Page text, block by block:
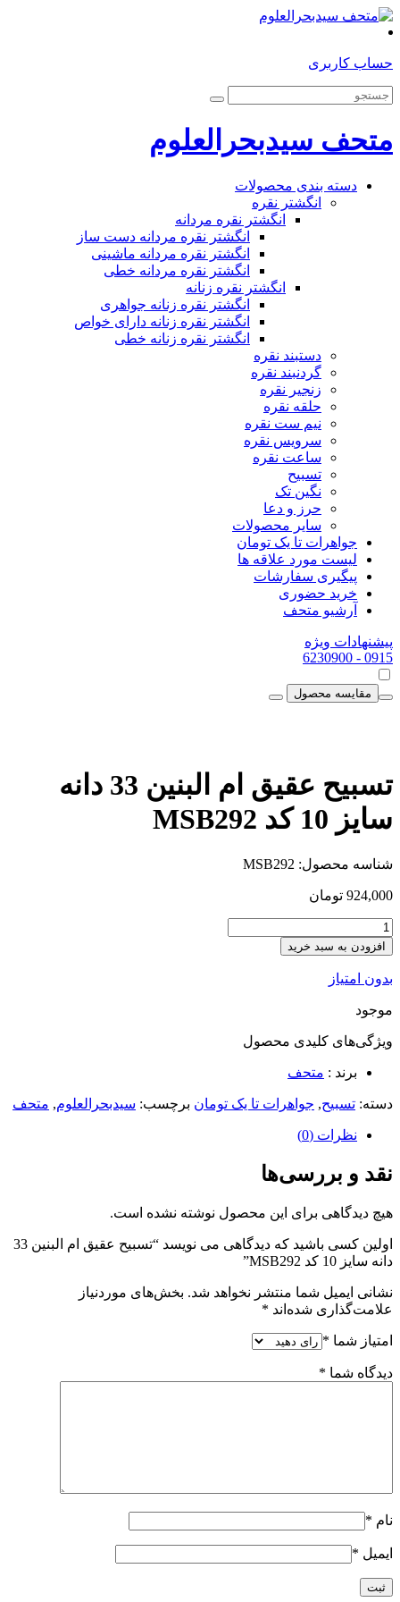
حساب کاربری
متحف سیدبحرالعلوم
دسته بندی محصولات
انگشتر نقره
انگشتر نقره مردانه
انگشتر نقره مردانه دست ساز
انگشتر نقره مردانه ماشینی
انگشتر نقره مردانه خطی
انگشتر نقره زنانه
انگشتر نقره زنانه جواهری
انگشتر نقره زنانه دارای خواص
انگشتر نقره زنانه خطی
دستبند نقره
گردنبند نقره
زنجیر نقره
حلقه نقره
نیم ست نقره
سرویس نقره
ساعت نقره
تسبیح
نگین تک
حرز و دعا
سایر محصولات
جواهرات تا یک تومان
لیست مورد علاقه ها
پیگیری سفارشات
خرید حضوری
آرشیو متحف
پیشنهادات ویژه
0915
- 6230900
مقایسه محصول
تسبیح عقیق ام البنین 33 دانه
سایز 10 کد MSB292
شناسه محصول: MSB292
924,000 تومان
افزودن به سبد خرید
بدون امتیاز
موجود
ویژگی‌های کلیدی محصول
برند : متحف
دسته: تسبیح, جواهرات تا یک تومان برچسب: سیدبحرالعلوم, متحف
نظرات (0)
نقد و بررسی‌ها
هیچ دیدگاهی برای این محصول نوشته نشده است.
اولین کسی باشید که دیدگاهی می نویسد “تسبیح عقیق ام البنین 33
دانه سایز 10 کد MSB292”
نشانی ایمیل شما منتشر نخواهد شد. بخش‌های موردنیاز
علامت‌گذاری شده‌اند *
امتیاز شما *
دیدگاه شما *
نام *
ایمیل *